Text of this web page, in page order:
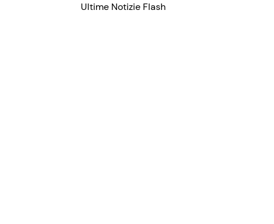
Ultime Notizie Flash